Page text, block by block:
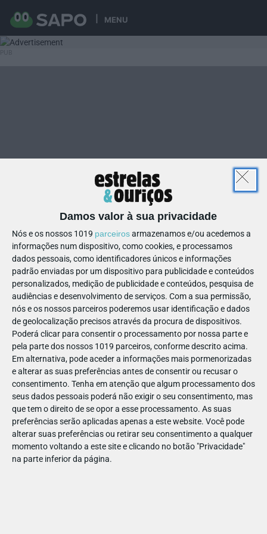
MENU
Damos valor à sua privacidade
Nós e os nossos 1019 parceirosarmazenamos e/ou acedemos a
informações num dispositivo, como cookies, e processamos
dados pessoais, como identificadores únicos e informações
padrão enviadas por um dispositivo para publicidade e conteúdos
personalizados, medição de publicidade e conteúdos, pesquisa de
audiências e desenvolvimento de serviços. Com a sua permissão,
nós e os nossos parceiros poderemos usar identificação e dados
de geolocalização precisos através da procura de dispositivos.
Poderá clicar para consentir o processamento por nossa parte e
pela parte dos nossos 1019 parceiros, conforme descrito acima.
Em alternativa, pode aceder a informações mais pormenorizadas
e alterar as suas preferências antes de consentir ou recusar o
consentimento. Tenha em atenção que algum processamento dos
seus dados pessoais poderá não exigir o seu consentimento, mas
que tem o direito de se opor a esse processamento. As suas
preferências serão aplicadas apenas a este website. Você pode
alterar suas preferências ou retirar seu consentimento a qualquer
momento voltando a este site e clicando no botão "Privacidade"
na parte inferior da página.
10
184691114609996